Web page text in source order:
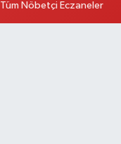
Tüm Nöbetçi Eczaneler